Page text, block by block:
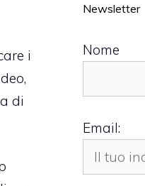
i
di
Newsletter
Nome
Email: